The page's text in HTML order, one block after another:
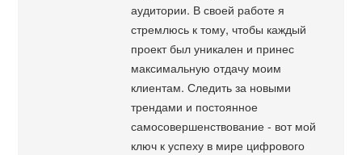
аудитории. В своей работе я
стремлюсь к тому, чтобы каждый
проект был уникален и принес
максимальную отдачу моим
клиентам. Следить за новыми
трендами и постоянное
самосовершенствование - вот мой
ключ к успеху в мире цифрового